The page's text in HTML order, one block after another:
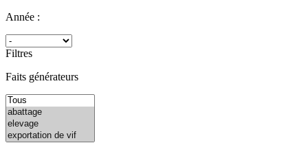
Année :
Filtres
Faits générateurs